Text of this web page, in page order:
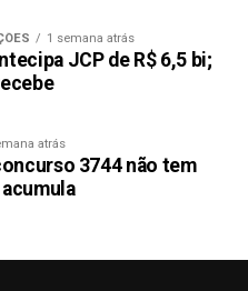
1 semana atrás
JCP de R$ 6,5 bi;
atrás
3744 não tem